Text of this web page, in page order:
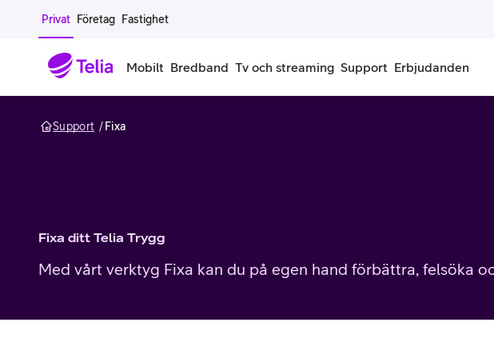
Gå till sidans innehåll
Privat Företag Fastighet
Mobilt
Mobiltelefoner
Google Pixel
Alla mobiltelefoner
Begagnade mobiltelefoner
Mobilabonnemang för pensionär
Bredband Tv och streaming Support Erbjudanden
Support Fixa
Fixa ditt Telia Trygg
Med vårt verktyg Fixa kan du på egen hand förbättra, felsöka